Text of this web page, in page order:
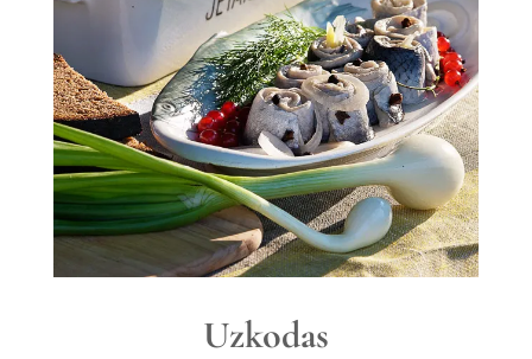
Uzkodas